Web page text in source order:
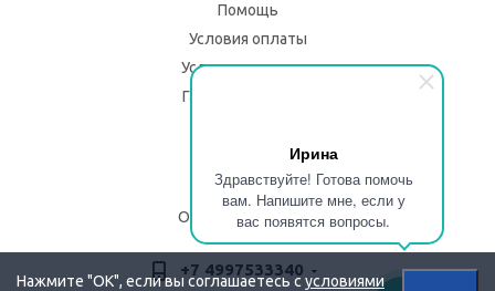
Ирина
Здравствуйте! Готова помочь
вам. Напишите мне, если у
вас появятся вопросы.
Помощь
Условия оплаты
Условия доставки
Гарантия на товар
Блог
Описание изделий
+7 4997533340
Нажмите "OK", если вы соглашаетесь сусловиями